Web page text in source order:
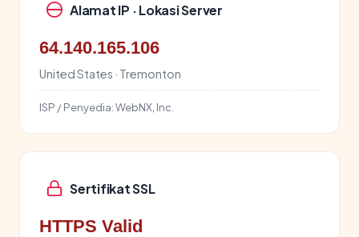
Alamat IP · Lokasi Server
64.140.165.106
United States · Tremonton
ISP / Penyedia:WebNX, Inc.
Sertifikat SSL
HTTPS Valid